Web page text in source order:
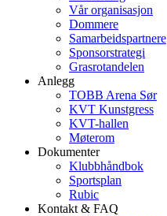
Vår organisasjon
Dommere
Samarbeidspartnere
Sponsorstrategi
Grasrotandelen
Anlegg
TOBB Arena Sør
KVT Kunstgress
KVT-hallen
Møterom
Dokumenter
Klubbhåndbok
Sportsplan
Rubic
Kontakt & FAQ